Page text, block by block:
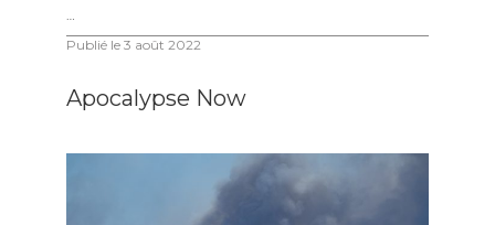
…
Publié le 3 août 2022
Apocalypse Now